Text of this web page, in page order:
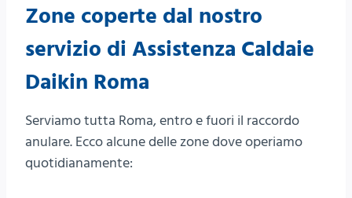
Zone coperte dal nostro
servizio di Assistenza Caldaie
Daikin Roma
Serviamo tutta Roma, entro e fuori il raccordo
anulare. Ecco alcune delle zone dove operiamo
quotidianamente: